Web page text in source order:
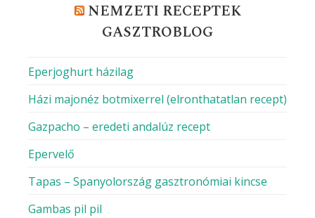
NEMZETI RECEPTEK
GASZTROBLOG
Eperjoghurt házilag
Házi majonéz botmixerrel (elronthatatlan recept)
Gazpacho – eredeti andalúz recept
Epervelő
Tapas – Spanyolország gasztronómiai kincse
Gambas pil pil